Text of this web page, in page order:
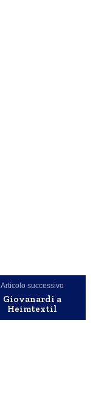
Articolo successivo
Giovanardi a
Heimtextil